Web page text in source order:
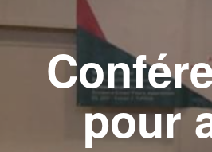
pour